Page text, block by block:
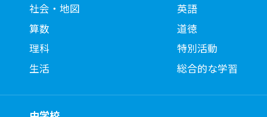
社会・地図
算数
理科
生活
英語
道徳
特別活動
総合的な学習